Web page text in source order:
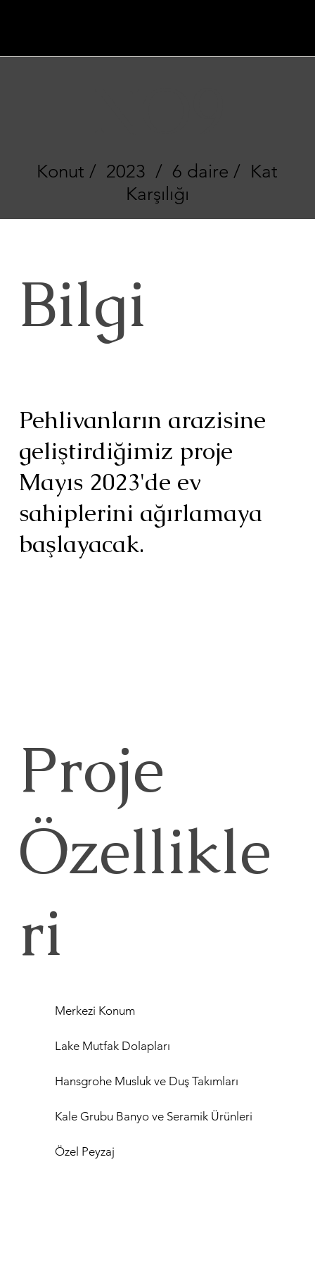
Konut / 2023 / 6 daire / Kat
Karşılığı
Bilgi
Pehlivanların arazisine
geliştirdiğimiz proje
Mayıs 2023'de ev
sahiplerini ağırlamaya
başlayacak.
Proje
Özellikle
ri
Merkezi Konum
Lake Mutfak Dolapları
Hansgrohe Musluk ve Duş Takımları
Kale Grubu Banyo ve Seramik Ürünleri
Özel Peyzaj